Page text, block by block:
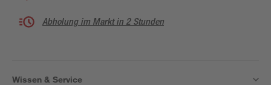
Abholung im Markt in 2 Stunden
Wissen & Service